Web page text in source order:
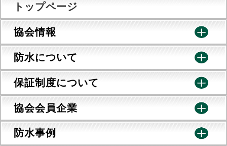
トップページ
協会情報
防水について
保証制度について
協会会員企業
防水事例